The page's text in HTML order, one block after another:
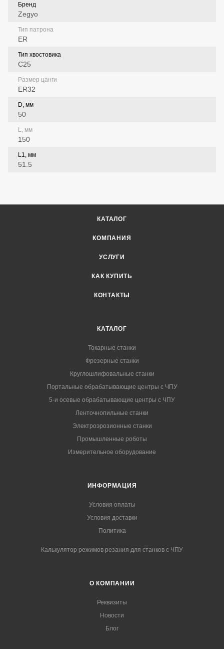
Бренд
Zegyo
Тип патрона
ER
Тип хвостовика
C25
Размер цанги
ER32
D, мм
50
L, мм
150
L1, мм
51.5
КАТАЛОГ
КОМПАНИЯ
УСЛУГИ
КАК КУПИТЬ
КОНТАКТЫ
КАТАЛОГ
Токарные станки
Фрезерные станки
Круглошлифовальные станки
Портальные обрабатывающие центры с ЧПУ
5-и осевые обрабатывающие центры с ЧПУ
Ленточнопильные станки
Электроэрозионные станки
Промышленные роботы
Измерительное оборудование
ИНФОРМАЦИЯ
Условия оплаты
Условия доставки
Политика
Калькулятор режимов резания для станков с ЧПУ
О КОМПАНИИ
Реквизиты
Новости
Блог